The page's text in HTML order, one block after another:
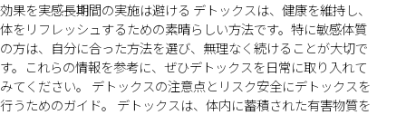
効果を実感長期間の実施は避ける デトックスは、健康を維持し、
体をリフレッシュするための素晴らしい方法です。特に敏感体質
の方は、自分に合った方法を選び、無理なく続けることが大切で
す。これらの情報を参考に、ぜひデトックスを日常に取り入れて
みてください。 デトックスの注意点とリスク安全にデトックスを
行うためのガイド。 デトックスは、体内に蓄積された有害物質を